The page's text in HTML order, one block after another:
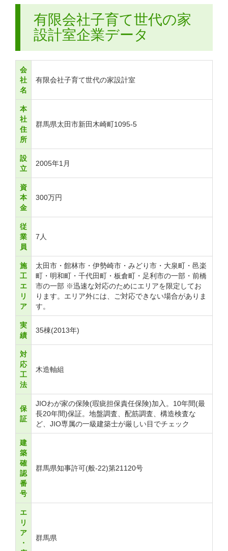
有限会社子育て世代の家
設計室企業データ
会
社
名
有限会社子育て世代の家設計室
本
社
住
所
群馬県太田市新田木崎町1095-5
設
立
2005年1月
資
本
金
300万円
従
業
員
7人
施
工
エ
リ
ア
太田市・館林市・伊勢崎市・みどり市・大泉町・邑楽
町・明和町・千代田町・板倉町・足利市の一部・前橋
市の一部 ※迅速な対応のためにエリアを限定してお
ります。エリア外には、ご対応できない場合がありま
す。
実
績
35棟(2013年)
対
応
工
法
木造軸組
保
証
JIOわが家の保険(瑕疵担保責任保険)加入。10年間(最
長20年間)保証。地盤調査、配筋調査、構造検査な
ど、JIO専属の一級建築士が厳しい目でチェック
建
築
確
認
番
号
群馬県知事許可(般-22)第21120号
エ
リ
ア
・
群馬県